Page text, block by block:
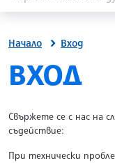
Начало Вход
SITE.BTA
ВХОД
Свържете се с нас на
съдействие:
При технически